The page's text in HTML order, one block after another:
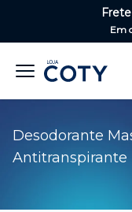
Em
Desodorante
Antitranspirante